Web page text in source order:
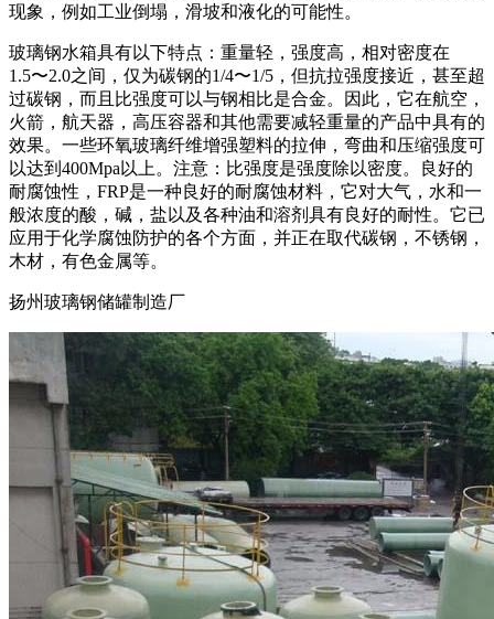
现象，例如工业倒塌，滑坡和液化的可能性。
玻璃钢水箱具有以下特点：重量轻，强度高，相对密度在
1.5〜2.0之间，仅为碳钢的1/4〜1/5，但抗拉强度接近，甚至超
过碳钢，而且比强度可以与钢相比是合金。因此，它在航空，
火箭，航天器，高压容器和其他需要减轻重量的产品中具有的
效果。一些环氧玻璃纤维增强塑料的拉伸，弯曲和压缩强度可
以达到400Mpa以上。注意：比强度是强度除以密度。良好的
耐腐蚀性，FRP是一种良好的耐腐蚀材料，它对大气，水和一
般浓度的酸，碱，盐以及各种油和溶剂具有良好的耐性。它已
应用于化学腐蚀防护的各个方面，并正在取代碳钢，不锈钢，
木材，有色金属等。
扬州玻璃钢储罐制造厂